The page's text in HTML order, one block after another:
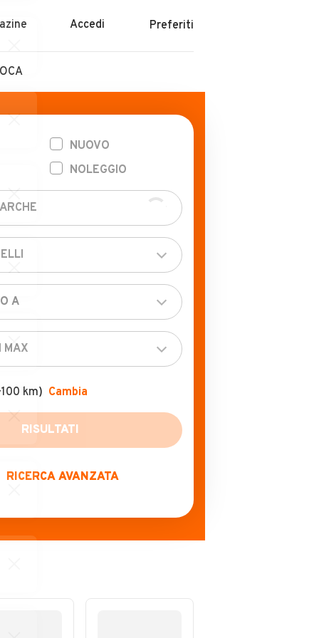
Accedi Preferiti
NUOVO
NOLEGGIO
km) Cambia
RISULTATI
RICERCA AVANZATA